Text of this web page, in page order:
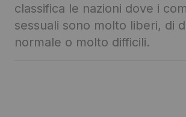
classifica le nazioni dove i
sessuali sono molto liberi, di
normale o molto difficili.